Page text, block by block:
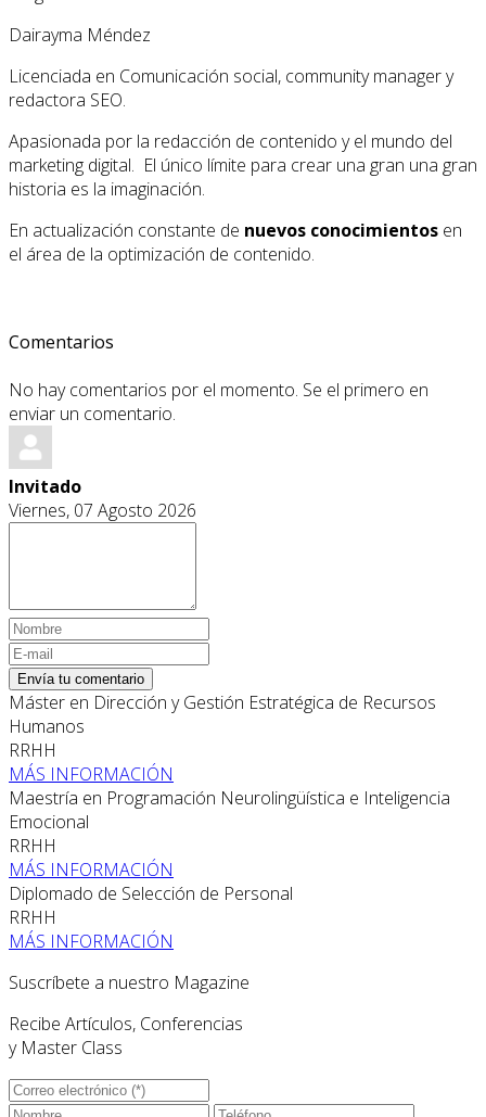
Dairayma Méndez
Licenciada en Comunicación social, community manager y
redactora SEO.
Apasionada por la redacción de contenido y el mundo del
marketing digital. El único límite para crear una gran una gran
historia es la imaginación.
En actualización constante de nuevos conocimientos en
el área de la optimización de contenido.
Comentarios
No hay comentarios por el momento. Se el primero en
enviar un comentario.
Invitado
Viernes, 07 Agosto 2026
Envía tu comentario
Máster en Dirección y Gestión Estratégica de Recursos
Humanos
RRHH
MÁS INFORMACIÓN
Maestría en Programación Neurolingüística e Inteligencia
Emocional
RRHH
MÁS INFORMACIÓN
Diplomado de Selección de Personal
RRHH
MÁS INFORMACIÓN
Suscríbete a nuestro Magazine
Recibe Artículos, Conferencias
y Master Class